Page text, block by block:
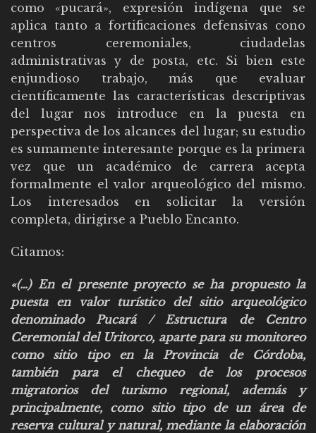
como «pucará», expresión indígena que se
aplica tanto a fortificaciones defensivas cono
centros ceremoniales, ciudadelas
administrativas y de posta, etc. Si bien este
enjundioso trabajo, más que evaluar
científicamente las características descriptivas
del lugar nos introduce en la puesta en
perspectiva de los alcances del lugar; su estudio
es sumamente interesante porque es la primera
vez que un académico de carrera acepta
formalmente el valor arqueológico del mismo.
Los interesados en solicitar la versión
completa, dirigirse a Pueblo Encanto.
Citamos:
«(…) En el presente proyecto se ha propuesto la
puesta en valor turístico del sitio arqueológico
denominado Pucará / Estructura de Centro
Ceremonial del Uritorco, aparte para su monitoreo
como sitio tipo en la Provincia de Córdoba,
también para el chequeo de los procesos
migratorios del turismo regional, además y
principalmente, como sitio tipo de un área de
reserva cultural y natural, mediante la elaboración